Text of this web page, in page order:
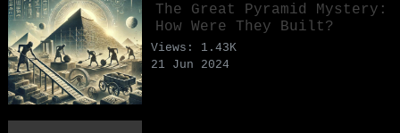
The Great Pyramid Mystery:
How Were They Built?
Views: 1.43K
21 Jun 2024